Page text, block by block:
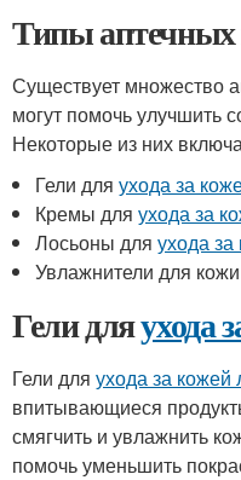
Типы аптечных
Существует множество
могут помочь улучшить
Некоторые из них
Гели дляухода за
Кремы дляухода за
Лосьоны дляухода
Увлажнители для
Гели дляухода
Гели для ухода за кожей
впитывающиеся
смягчить и увлажнить
помочь уменьшить